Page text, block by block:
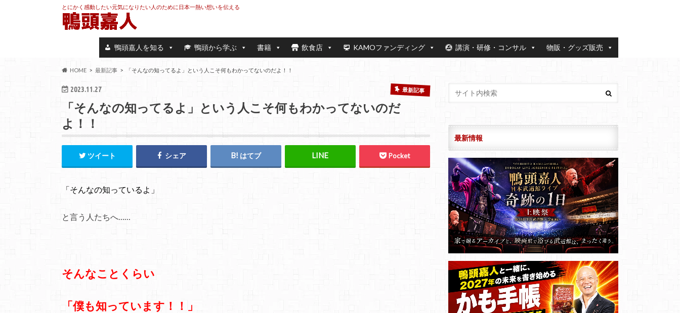
とにかく感動したい元気になりたい人のために日本一熱い想いを伝える
鴨頭嘉人を知る 鴨頭から学ぶ 書籍 飲食店 KAMOファンディング 講演・研修・コンサル 物販・グッズ販売
HOME 最新記事 「そんなの知ってるよ」という人こそ何もわかってないのだよ！！
2023.11.27 最新記事
「そんなの知ってるよ」という人こそ何もわかってないのだ
よ！！
ツイート シェア はてブ Pocket
「そんなの知っているよ」
と言う人たちへ……
そんなことくらい
「僕も知っています！！」
最新情報